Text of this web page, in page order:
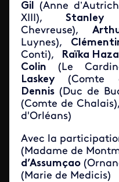
Gil (Anne
XIII),Stanley
Chevreuse),
Luynes),
Conti),
Raïka
Colin (Le
Laskey(Comte
Dennis (Duc de
(Comte de
d'Orléans)
Avec la
(Madame de
d’Assumçao
(Marie de Medicis)